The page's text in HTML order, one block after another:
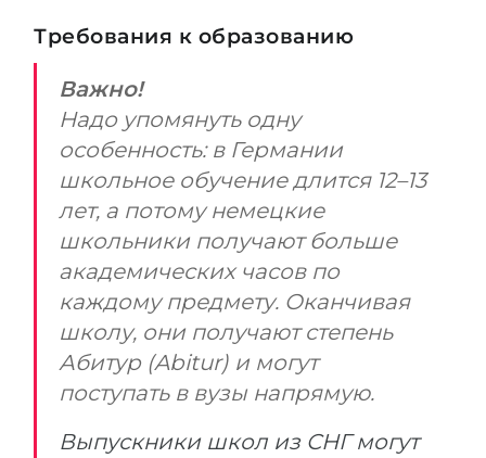
Требования к образованию
Важно!
Надо упомянуть одну
особенность: в Германии
школьное обучение длится 12–13
лет, а потому немецкие
школьники получают больше
академических часов по
каждому предмету. Оканчивая
школу, они получают степень
Абитур (Abitur) и могут
поступать в вузы напрямую.
Выпускники школ из СНГ могут